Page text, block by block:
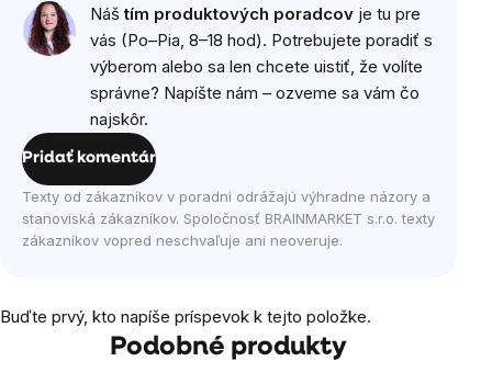
Náštím produktových poradcov je tu pre
vás (Po–Pia, 8–18 hod). Potrebujete poradiť s
výberom alebo sa len chcete uistiť, že volíte
správne? Napíšte nám – ozveme sa vám čo
najskôr.
Pridať komentár
Texty od zákazníkov v poradni odrážajú výhradne názory a
stanoviská zákazníkov. Spoločnosť BRAINMARKET s.r.o. texty
zákazníkov vopred neschvaľuje ani neoveruje.
Buďte prvý, kto napíše príspevok k tejto položke.
Podobné produkty